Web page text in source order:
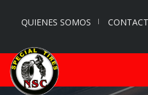
QUIENES SOMOS